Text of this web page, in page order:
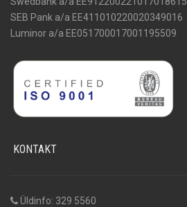
SEB Pank a/a EE411010220020349016
Luminor a/a EE051700017001195509
KONTAKT
Üldinfo: 329 5560